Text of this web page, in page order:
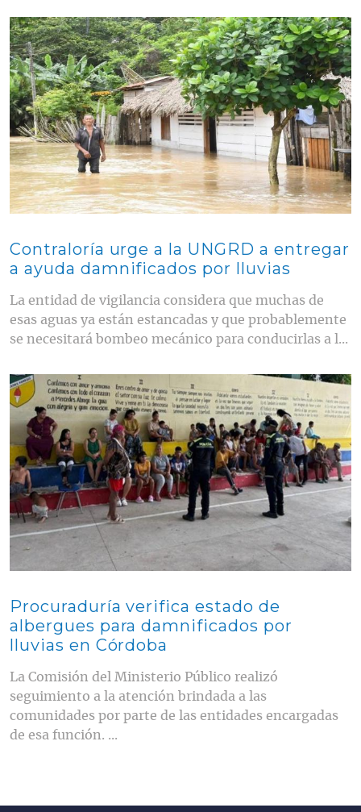
Contenido multimedia principal
Contraloría urge a la UNGRD a entregar
a ayuda damnificados por lluvias
La entidad de vigilancia considera que muchas de
esas aguas ya están estancadas y que probablemente
se necesitará bombeo mecánico para conducirlas a l...
Contenido multimedia principal
Procuraduría verifica estado de
albergues para damnificados por
lluvias en Córdoba
La Comisión del Ministerio Público realizó
seguimiento a la atención brindada a las
comunidades por parte de las entidades encargadas
de esa función. ...